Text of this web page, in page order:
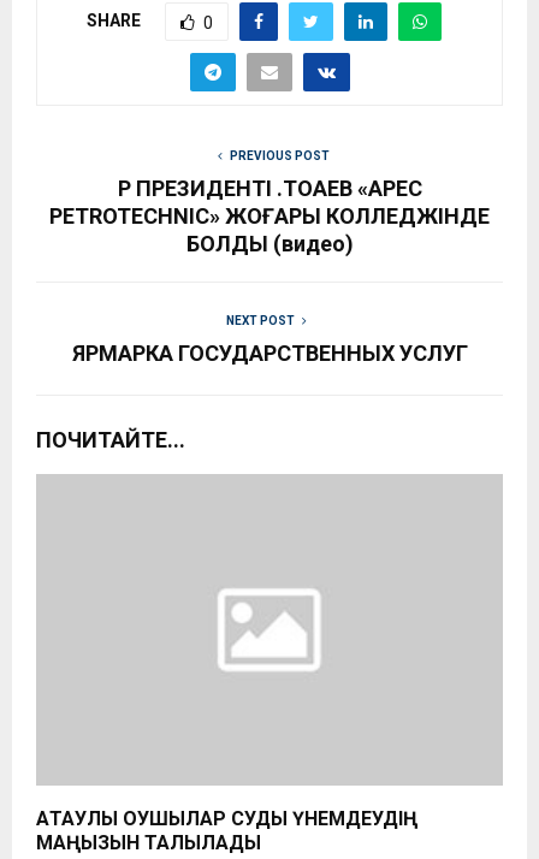
SHARE 0
PREVIOUS POST
ҚР ПРЕЗИДЕНТІ Қ.ТОҚАЕВ «АРЕС
PETROTECHNIC» ЖОҒАРЫ КОЛЛЕДЖІНДЕ
БОЛДЫ (видео)
NEXT POST
ЯРМАРКА ГОСУДАРСТВЕННЫХ УСЛУГ
ПОЧИТАЙТЕ...
АҚТАУЛЫҚ ОҚУШЫЛАР СУДЫ ҮНЕМДЕУДІҢ
МАҢЫЗЫН ТАЛҚЫЛАДЫ